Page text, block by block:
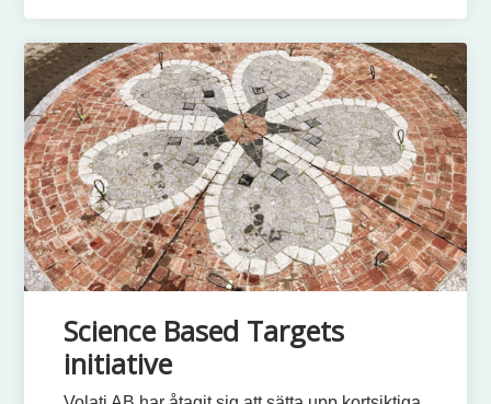
Science Based Targets
initiative